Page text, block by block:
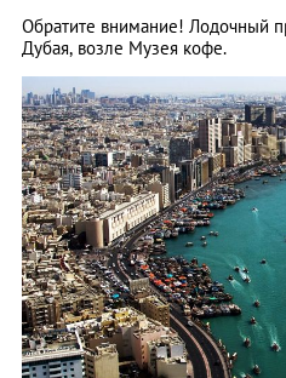
Обратите внимание! Лодочный
Дубая, возле Музея кофе.